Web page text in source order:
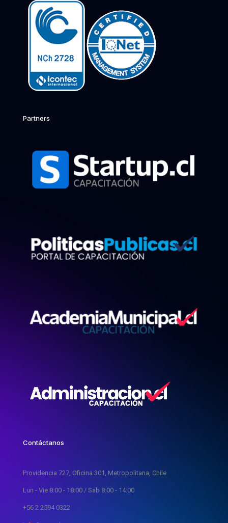
Partners
Contáctanos
Providencia 727, Oficina 301, Metropolitana, Chile
Lun - Vie 8:00 - 18:00 / Sab 8:00 - 14:00
+56 2 2594 0322